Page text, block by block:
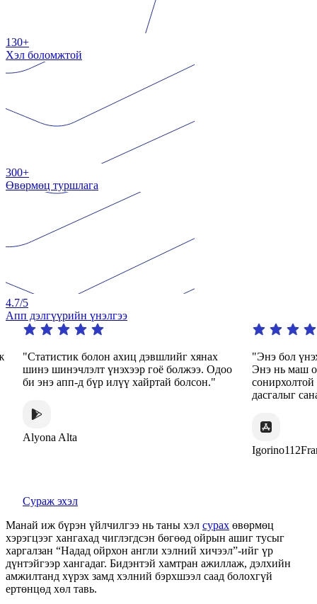
130+
Хэл боломжтой
300+
Өвөрмөц туршлага
4.7/5
Апп дэлгүүрийн үнэлгээ
"Статистик болон ахиц дэвшлийг хянах
шинэ шинэчлэлт үнэхээр гоё болжээ. Одоо
би энэ апп-д бүр илүү хайртай болсон."
Alyona Alta
"Энэ бол
Энэ нь маш
сонирхолтой
дасгалыг
Сураж эхэл
Манай иж бүрэн үйлчилгээ нь таны хэл сурах өвөрмөц
хэрэгцээг хангахад чиглэгдсэн бөгөөд ойрын ашиг тусыг
харгалзан “Надад ойрхон англи хэлний хичээл”-ийг үр
дүнтэйгээр хангадаг. Бидэнтэй хамтран ажиллаж, дэлхийн
амжилтанд хүрэх замд хэлний бэрхшээл саад болохгүй
ертөнцөд хөл тавь.